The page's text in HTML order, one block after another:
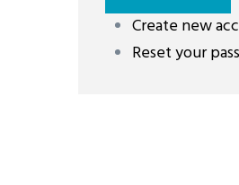
Create new
Reset your